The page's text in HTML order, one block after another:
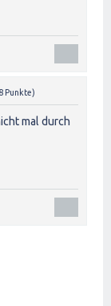
Punkte)
mal durch